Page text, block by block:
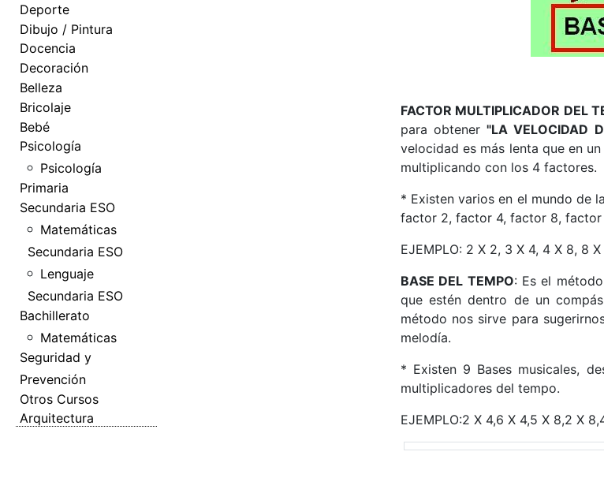
Deporte
Dibujo / Pintura
Docencia
Decoración
Belleza
Bricolaje
Bebé
Psicología
Psicología
Primaria
Secundaria ESO
Matemáticas
Secundaria ESO
Lenguaje
Secundaria ESO
Bachillerato
Matemáticas
Seguridad y
Prevención
Otros Cursos
Arquitectura
FACTOR MULTIPLICADOR DEL
para obtener"LA VELOCIDAD
velocidad es más lenta que en
multiplicando con los 4 factores.
* Existen varios en el mundo de
factor 2, factor 4, factor 8, factor
EJEMPLO: 2 X 2, 3 X 4, 4 X 8, 8 X
BASE DEL TEMPO: Es el
que estén dentro de un
método nos sirve para
melodía.
* Existen 9 Bases musicales,
multiplicadores del tempo.
EJEMPLO:2 X 4,6 X 4,5 X 8,2 X